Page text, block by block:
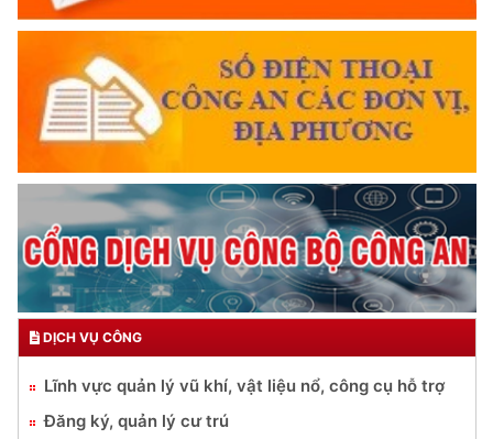
DỊCH VỤ CÔNG
Lĩnh vực quản lý vũ khí, vật liệu nổ, công cụ hỗ trợ
Đăng ký, quản lý cư trú